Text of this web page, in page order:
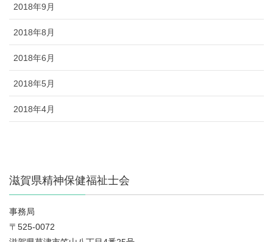
2018年9月
2018年8月
2018年6月
2018年5月
2018年4月
滋賀県精神保健福祉士会
事務局
〒525-0072